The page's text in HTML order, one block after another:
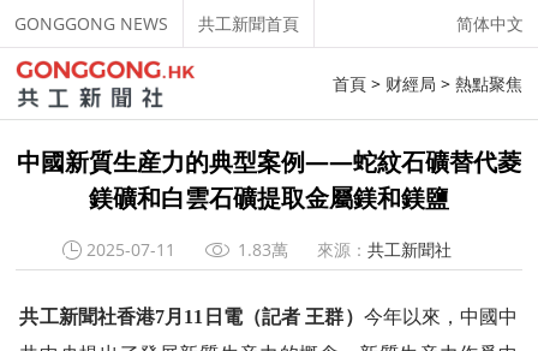
GONGGONG NEWS 共工新聞首頁 简体中文
首頁> 财經局 > 熱點聚焦
中國新質生産力的典型案例——蛇紋石礦替代菱
鎂礦和白雲石礦提取金屬鎂和鎂鹽
2025-07-11 1.83萬 來源： 共工新聞社
共工新聞社香港7月11日電（記者 王群） 今年以來，中國中